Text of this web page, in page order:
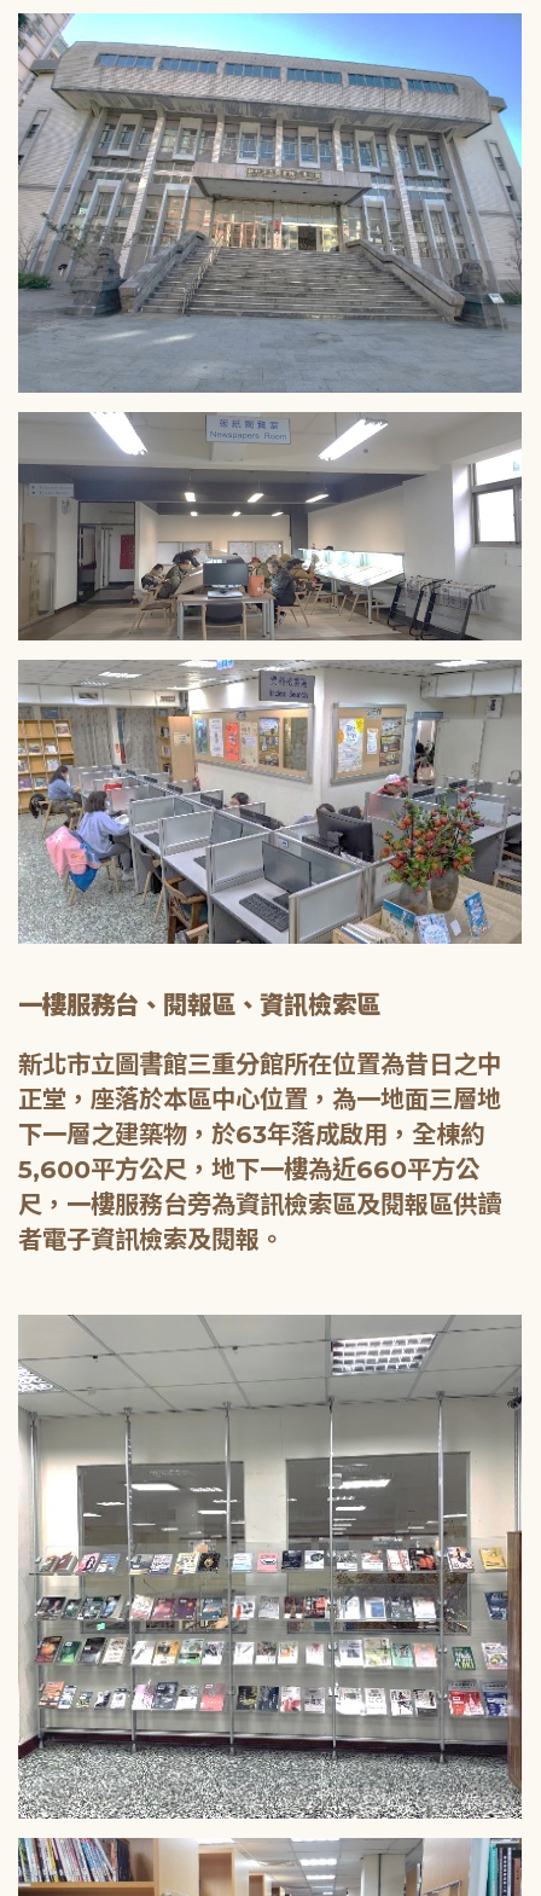
一樓服務台、閱報區、資訊檢索區
新北市立圖書館三重分館所在位置為昔日之中
正堂，座落於本區中心位置，為一地面三層地
下一層之建築物，於63年落成啟用，全棟約
5,600平方公尺，地下一樓為近660平方公
尺，一樓服務台旁為資訊檢索區及閱報區供讀
者電子資訊檢索及閱報。